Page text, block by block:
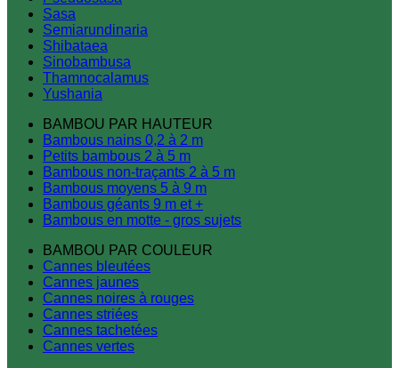
Sasa
Semiarundinaria
Shibataea
Sinobambusa
Thamnocalamus
Yushania
BAMBOU PAR HAUTEUR
Bambous nains 0,2 à 2 m
Petits bambous 2 à 5 m
Bambous non-traçants 2 à 5 m
Bambous moyens 5 à 9 m
Bambous géants 9 m et +
Bambous en motte - gros sujets
BAMBOU PAR COULEUR
Cannes bleutées
Cannes jaunes
Cannes noires à rouges
Cannes striées
Cannes tachetées
Cannes vertes